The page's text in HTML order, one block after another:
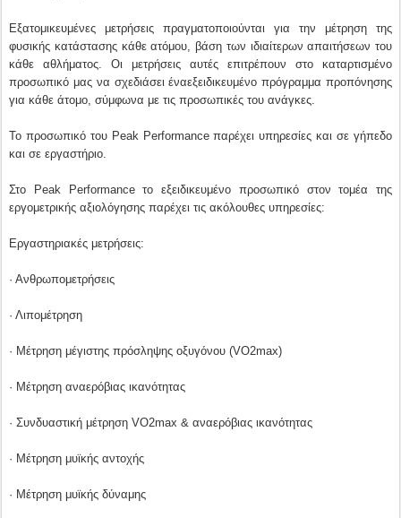
Εξατομικευμένες μετρήσεις πραγματοποιούνται για την μέτρηση της
φυσικής κατάστασης κάθε ατόμου, βάση των ιδιαίτερων απαιτήσεων του
κάθε αθλήματος. Οι μετρήσεις αυτές επιτρέπουν στο καταρτισμένο
προσωπικό μας να σχεδιάσει έναεξειδικευμένο πρόγραμμα προπόνησης
για κάθε άτομο, σύμφωνα με τις προσωπικές του ανάγκες.
Το προσωπικό του Peak Performance παρέχει υπηρεσίες και σε γήπεδο
και σε εργαστήριο.
Στο Peak Performance το εξειδικευμένο προσωπικό στον τομέα της
εργομετρικής αξιολόγησης παρέχει τις ακόλουθες υπηρεσίες:
Εργαστηριακές μετρήσεις:
· Ανθρωπομετρήσεις
· Λιπομέτρηση
· Μέτρηση μέγιστης πρόσληψης οξυγόνου (VO2max)
· Μέτρηση αναερόβιας ικανότητας
· Συνδυαστική μέτρηση VO2max & αναερόβιας ικανότητας
· Μέτρηση μυϊκής αντοχής
· Μέτρηση μυϊκής δύναμης